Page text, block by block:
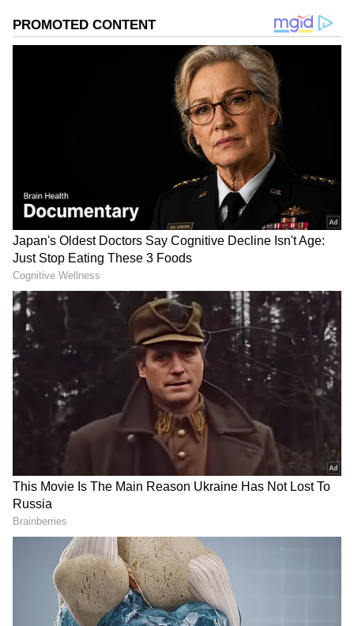
2
6
ஏன் குடிக்கனும் பிளாக் காஃபி?
பிளாக் காபியில் காஃபின், தியோபுரோமின்,
தியோஃபிலின் மற்றும் குளோரோஜெனிக்
அமிலம் போன்றவை உள்ளன. இவை உடல்
பருமனை குறைக்க உதவுகின்றன. ஆனால்,
நீங்கள் பால் சேர்த்து காபி குடிக்கும்போது,
இந்த சத்துக்களின் அளவு குறைந்துவிடும்.
அதனால்தான் நிபுணர்கள் பிளாக் காபி
குடிக்கப் பரிந்துரைக்கிறார்கள்.